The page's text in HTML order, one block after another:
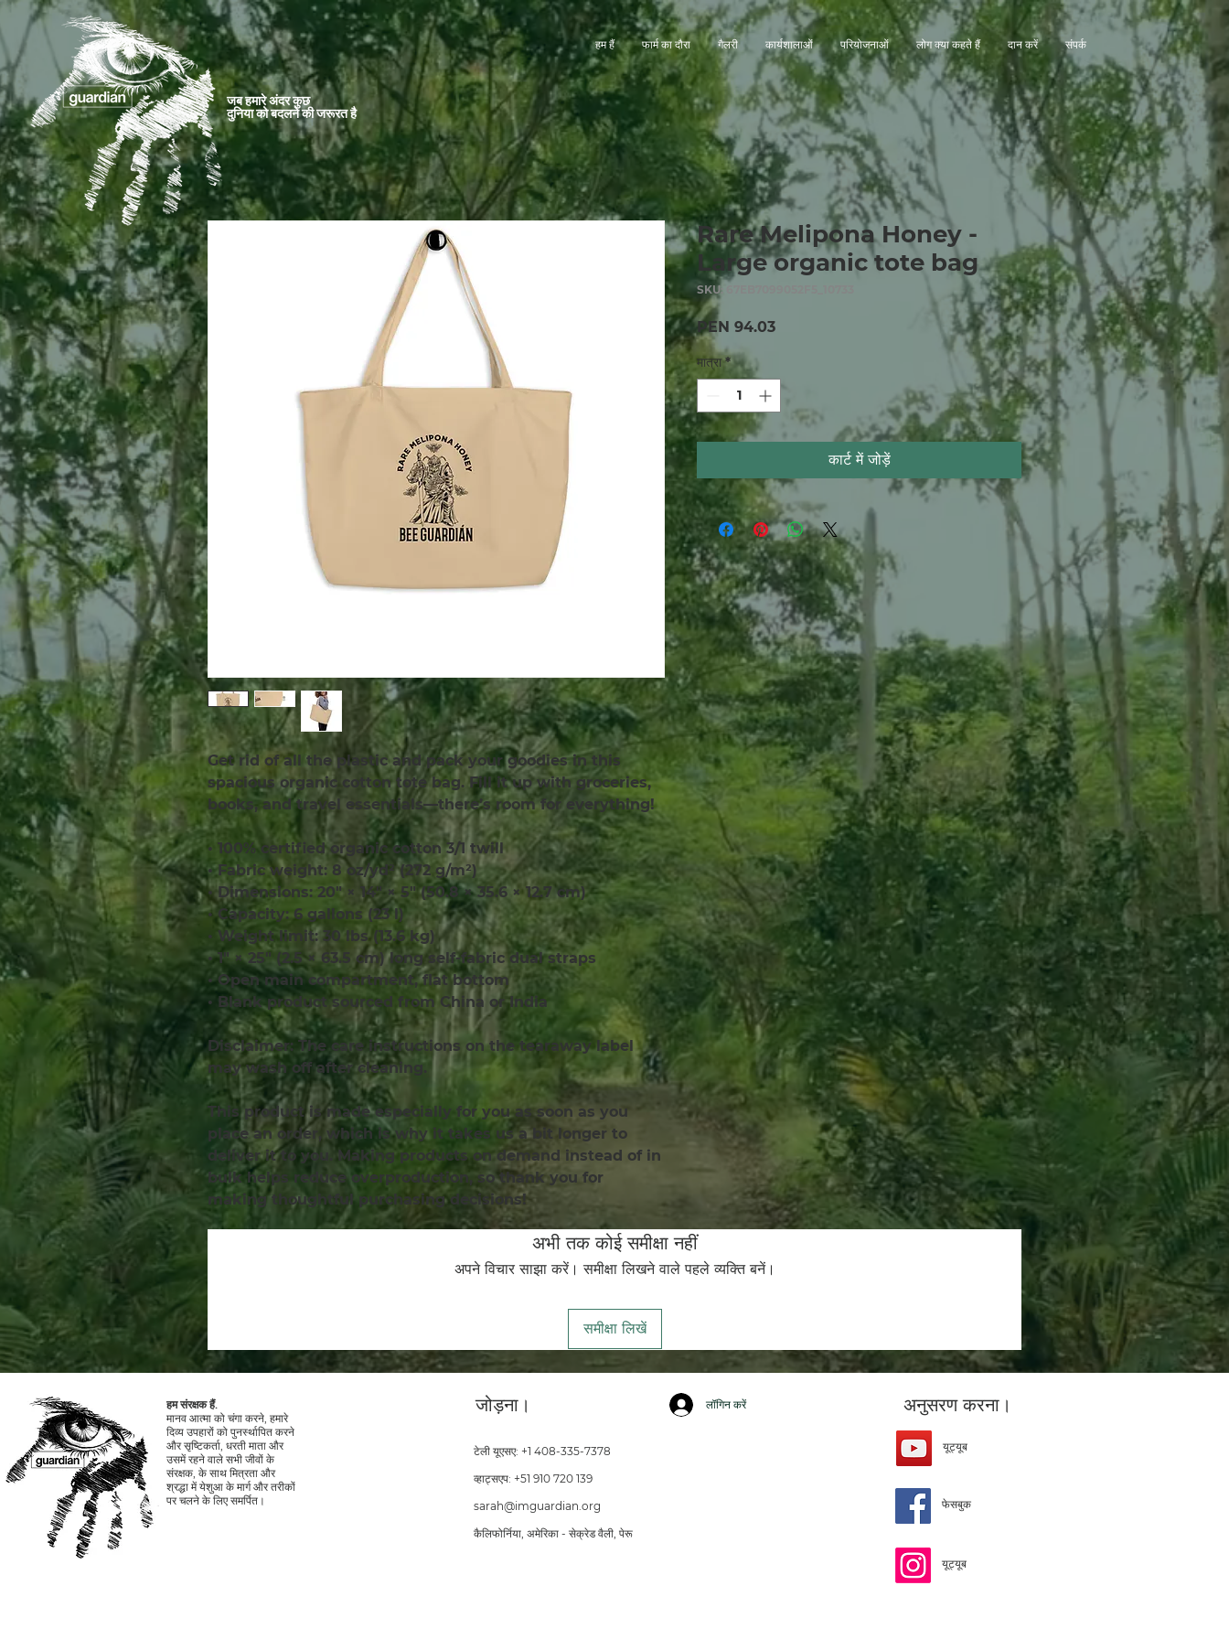
जब हमारे अंदर कुछ
दुनिया को बदलने की जरूरत है
हम हैं फार्म का दौरा गैलरी कार्यशालाओं परियोजनाओं लोग क्या कहते हैं दान करें संपर्क
Get rid of all the plastic and pack your goodies in this
spacious organic cotton tote bag. Fill it up with groceries,
books, and travel essentials—there’s room for everything!
• 100% certified organic cotton 3/1 twill
• Fabric weight: 8 oz/yd² (272 g/m²)
• Dimensions: 20″ × 14″ × 5″ (50.8 × 35.6 × 12.7 cm)
• Capacity: 6 gallons (23 l)
• Weight limit: 30 lbs (13.6 kg)
• 1″ × 25″ (2.5 × 63.5 cm) long self-fabric dual straps
• Open main compartment, flat bottom
• Blank product sourced from China or India
Disclaimer: The care instructions on the tearaway label
may wash off after cleaning.
This product is made especially for you as soon as you
place an order, which is why it takes us a bit longer to
deliver it to you. Making products on demand instead of in
bulk helps reduce overproduction, so thank you for
making thoughtful purchasing decisions!
Rare Melipona Honey -
Large organic tote bag
SKU: 67EB7099052F5_10733
PEN 94.03मूल्य
मात्रा *
कार्ट में जोड़ें
अभी तक कोई समीक्षा नहीं
अपने विचार साझा करें। समीक्षा लिखने वाले पहले व्यक्ति बनें।
समीक्षा लिखें
हम संरक्षक हैं.
मानव आत्मा को चंगा करने, हमारे
दिव्य उपहारों को पुनर्स्थापित करने
और सृष्टिकर्ता, धरती माता और
उसमें रहने वाले सभी जीवों के
संरक्षक, के साथ मित्रता और
श्रद्धा में येशुआ के मार्ग और तरीकों
पर चलने के लिए समर्पित।
जोड़ना। लॉगिन करें
टेली यूएसए: +1 408-335-7378
व्हाट्सएप: +51 910 720 139
sarah@imguardian.org
कैलिफोर्निया, अमेरिका - सेक्रेड वैली, पेरू
अनुसरण करना।
यूट्यूब
फेसबुक
यूट्यूब